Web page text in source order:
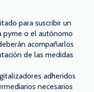
para suscribir un
pyme o el autónomo
acompañarlos
de las medidas
adheridos
necesarios